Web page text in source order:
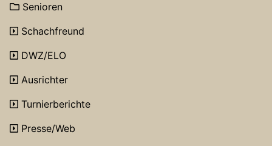
Senioren
Schachfreund
DWZ/ELO
Ausrichter
Turnierberichte
Presse/Web